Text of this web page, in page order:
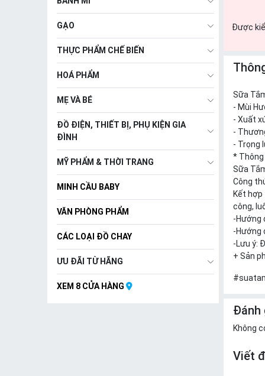
GẠO
THỰC PHẨM CHẾ BIẾN
HOÁ PHẨM
MẸ VÀ BÉ
ĐỒ ĐIỆN, THIẾT BỊ, PHỤ KIỆN GIA
ĐÌNH
MỸ PHẨM & THỜI TRANG
MINH CẦU BABY
VĂN PHÒNG PHẨM
CÁC LOẠI ĐỒ CHAY
ƯU ĐÃI TỪ HÃNG
XEM 8 CỬA HÀNG
Được
Sữa
- Mùi
- Xuất
-
- Trọng
* Thông
Sữa
Công
Kết
công,
-Hướng
-Hướng
-Lưu ý:
+ Sản
Đánh
Không
Viết